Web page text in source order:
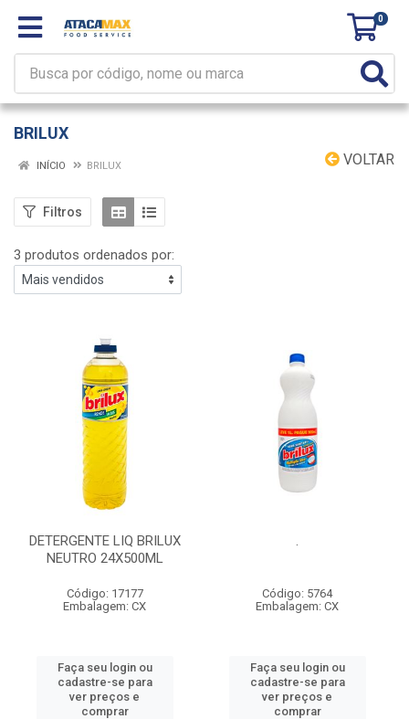
0
BRILUX
VOLTAR
INÍCIO BRILUX
Filtros
3 produtos ordenados por:
DETERGENTE LIQ BRILUX
NEUTRO 24X500ML
Código: 17177
Embalagem: CX
Faça seu login ou
cadastre-se para
ver preços e
comprar
.
Código: 5764
Embalagem: CX
Faça seu login ou
cadastre-se para
ver preços e
comprar